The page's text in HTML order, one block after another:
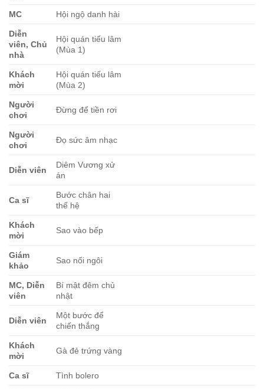
MC Hội ngộ danh hài
Diễn
viên, Chủ
nhà
Hội quán tiếu lâm
(Mùa 1)
Khách
mời
Hội quán tiếu lâm
(Mùa 2)
Người
chơi
Đừng để tiền rơi
Người
chơi
Đọ sức âm nhạc
Diễn viên
Diêm Vương xử
án
Ca sĩ
Bước chân hai
thế hệ
Khách
mời
Sao vào bếp
Giám
khảo
Sao nối ngôi
MC, Diễn
viên
Bí mật đêm chủ
nhật
Diễn viên
Một bước để
chiến thắng
Khách
mời
Gà đẻ trứng vàng
Ca sĩ Tình bolero